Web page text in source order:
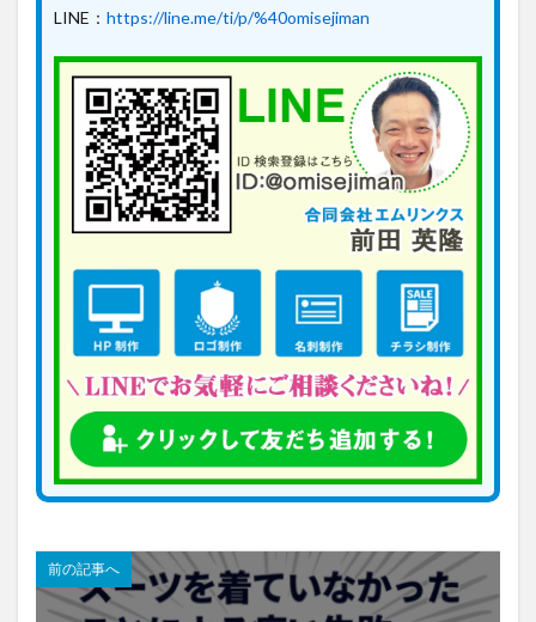
LINE： https://line.me/ti/p/%40omisejiman
前の記事へ